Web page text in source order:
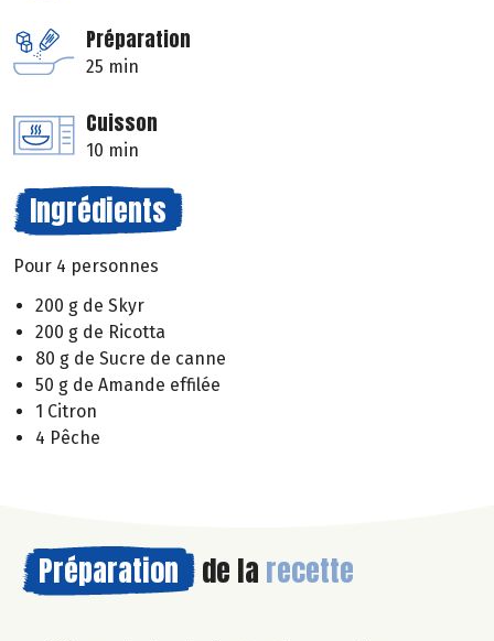
Préparation
25 min
Cuisson
10 min
Ingrédients
Pour 4 personnes
200 g de Skyr
200 g de Ricotta
80 g de Sucre de canne
50 g de Amande effilée
1 Citron
4 Pêche
Préparation de la recette